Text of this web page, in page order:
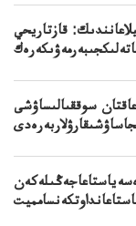
قازتاريحي
سوققىالىساۋشى
جەڭرەسەياستاعاجەڭىلەكەن